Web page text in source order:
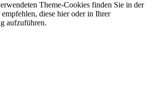
Theme-Cookies finden Sie in der
diese hier oder in Ihrer
aufzuführen.